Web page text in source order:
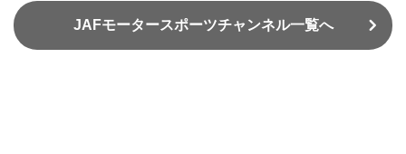
JAFモータースポーツチャンネル一覧へ